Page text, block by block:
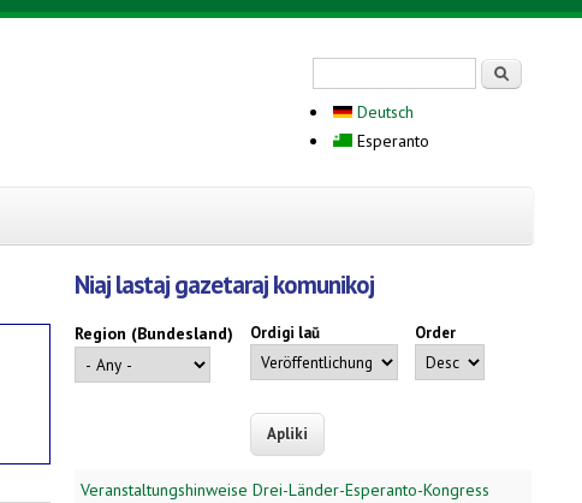
Deutsch
Esperanto
Niaj lastaj gazetaraj komunikoj
Region (Bundesland) Ordigi laŭ Order
Veranstaltungshinweise Drei-Länder-Esperanto-Kongress